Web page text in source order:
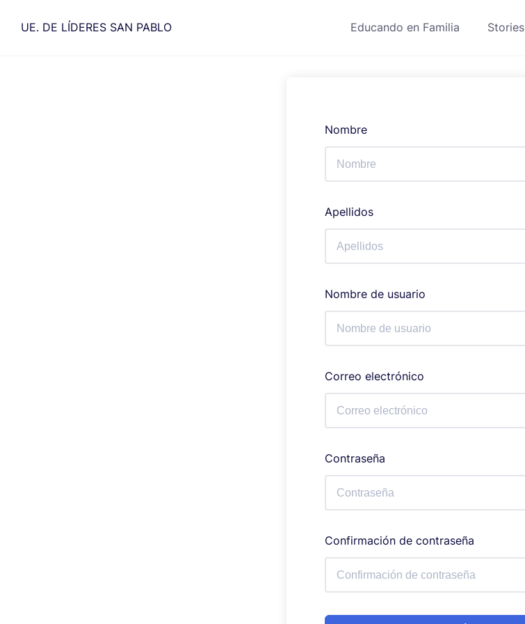
UE. DE LÍDERES SAN PABLO Educando en Familia Stories
Nombre
Apellidos
Nombre de usuario
Correo electrónico
Contraseña
Confirmación de contraseña